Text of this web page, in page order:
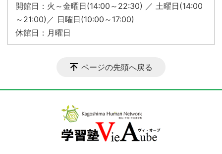
開館日：火～金曜日(14:00～22:30) ／ 土曜日(14:00
～21:00)／ 日曜日(10:00～17:00)
休館日：月曜日
ページの先頭へ戻る